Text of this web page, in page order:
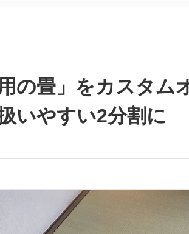
の畳」をカスタム
いやすい2分割に